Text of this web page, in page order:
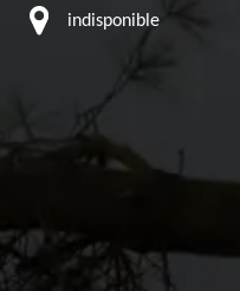
indisponible